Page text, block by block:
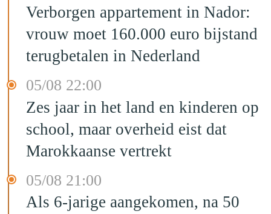
Verborgen appartement in Nador:
vrouw moet 160.000 euro bijstand
terugbetalen in Nederland
05/08 22:00
Zes jaar in het land en kinderen op
school, maar overheid eist dat
Marokkaanse vertrekt
05/08 21:00
Als 6-jarige aangekomen, na 50